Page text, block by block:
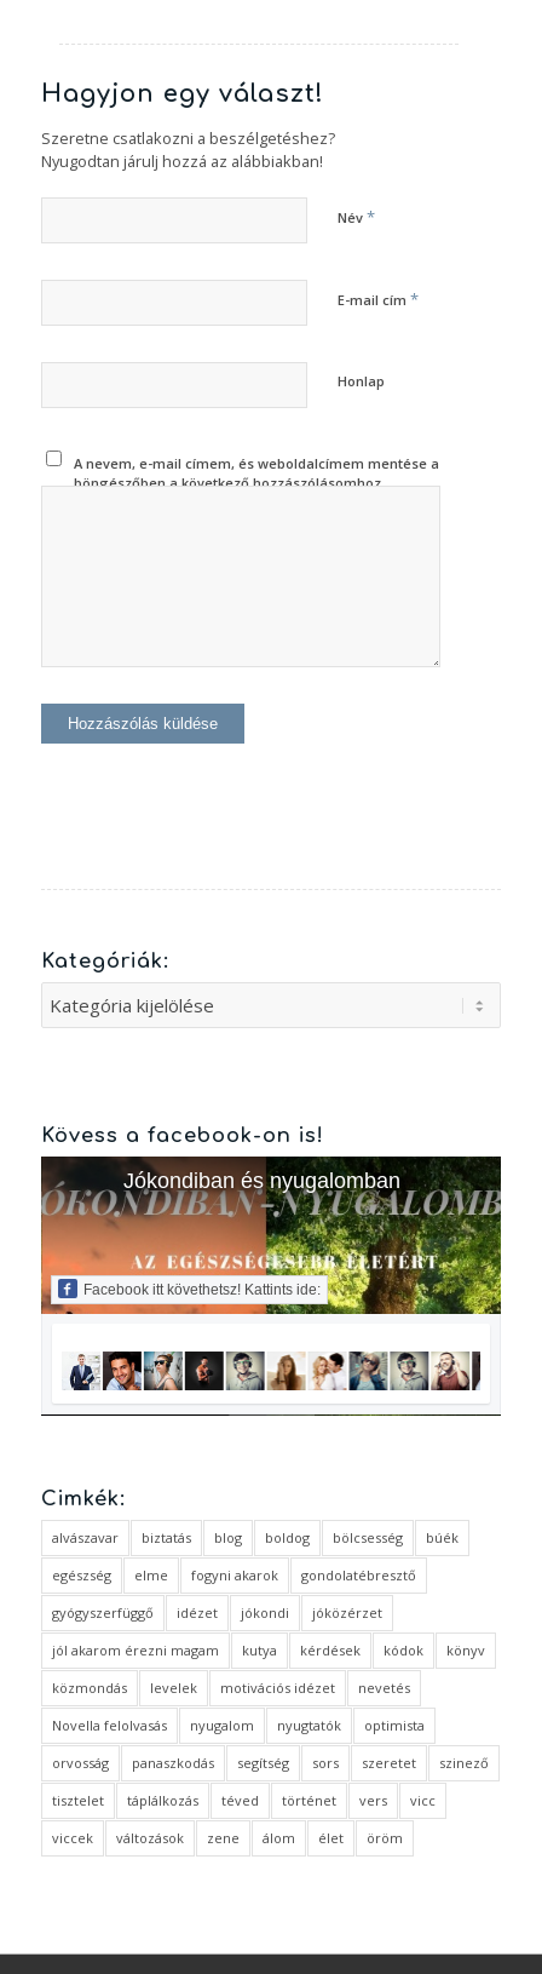
Hagyjon egy választ!
Szeretne csatlakozni a beszélgetéshez?
Nyugodtan járulj hozzá az alábbiakban!
Név *
E-mail cím *
Honlap
A nevem, e-mail címem, és weboldalcímem mentése a
böngészőben a következő hozzászólásomhoz.
Kategóriák:
Kategóriák:
Kövess a facebook-on is!
Jókondiban és nyugalomban
Facebook itt követhetsz! Kattints ide:
Cimkék:
alvászavar biztatás blog boldog bölcsesség búék
egészség elme fogyni akarok gondolatébresztő
gyógyszerfüggő idézet jókondi jóközérzet
jól akarom érezni magam kutya kérdések kódok könyv
közmondás levelek motivációs idézet nevetés
Novella felolvasás nyugalom nyugtatók optimista
orvosság panaszkodás segítség sors szeretet szinező
tisztelet táplálkozás téved történet vers vicc
viccek változások zene álom élet öröm